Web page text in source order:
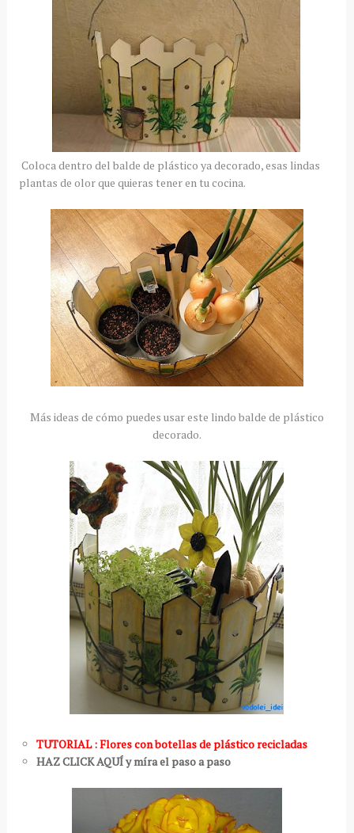
Coloca dentro del balde de plástico ya decorado, esas lindas
plantas de olor que quieras tener en tu cocina.
Más ideas de cómo puedes usar este lindo balde de plástico
decorado.
TUTORIAL : Flores con botellas de plástico recicladas
HAZ CLICK AQUÍ y míra el paso a paso